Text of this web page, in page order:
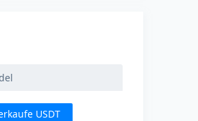
USDT